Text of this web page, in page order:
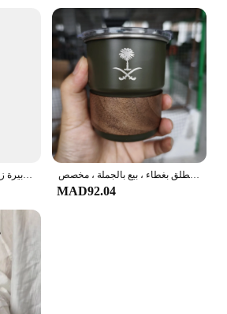
كوب قهوة من الفولاذ المقاوم للصدأ بشعار وطني بشعار المملكة العربية السعودية ، كوب ماء ، تخييم خارجي ، قش بيرة ز ، غطاء للهدايا ، أو أو أو أو أو كوب من الفولاذ المقاوم للصدأ بشعار وطني بشعار المملكة العربية السعودية ، كوب قهوة للتخييم في الهواء الطلق بغطاء ، بيع بالجملة ، مخصص ،
MAD92.04